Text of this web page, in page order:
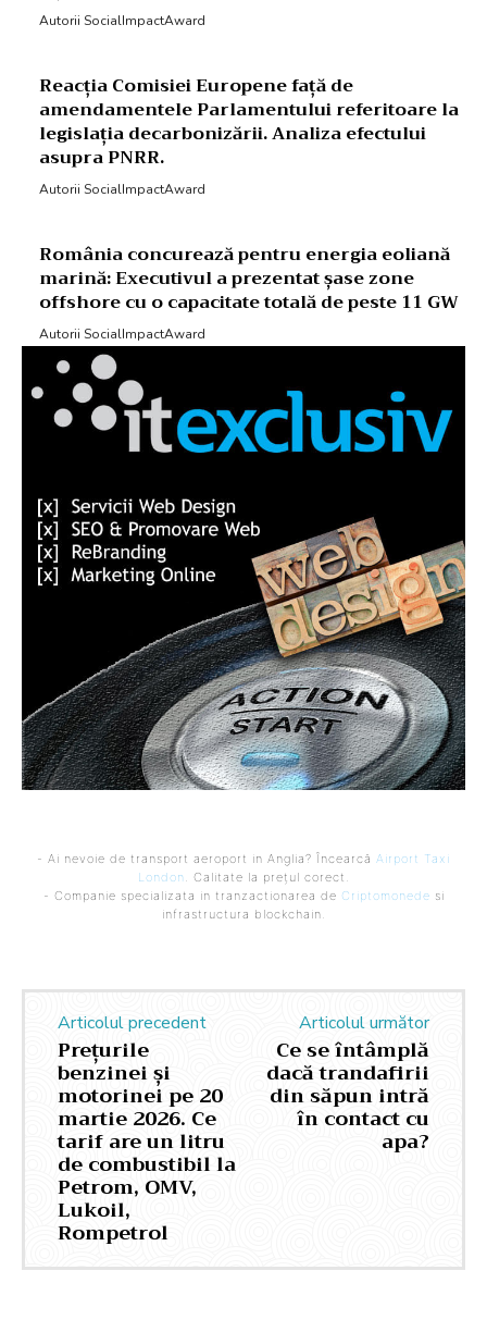
Autorii SocialImpactAward
Reacția Comisiei Europene față de
amendamentele Parlamentului referitoare la
legislația decarbonizării. Analiza efectului
asupra PNRR.
Autorii SocialImpactAward
România concurează pentru energia eoliană
marină: Executivul a prezentat șase zone
offshore cu o capacitate totală de peste 11 GW
Autorii SocialImpactAward
- Ai nevoie de transport aeroport in Anglia? Încearcă Airport Taxi
London. Calitate la prețul corect.
- Companie specializata in tranzactionarea de Criptomonede si
infrastructura blockchain.
Articolul precedent
Prețurile
benzinei și
motorinei pe 20
martie 2026. Ce
tarif are un litru
de combustibil la
Petrom, OMV,
Lukoil,
Rompetrol
Articolul următor
Ce se întâmplă
dacă trandafirii
din săpun intră
în contact cu
apa?